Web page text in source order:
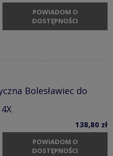
POWIADOM O
DOSTĘPNOŚCI
Bolesławiec do
138,80 zł
POWIADOM O
DOSTĘPNOŚCI